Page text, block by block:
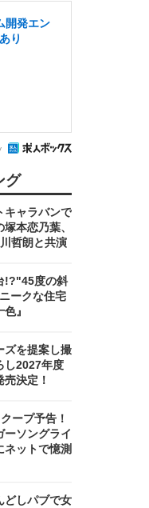
開発エン
り
グ
キャラバンで
本恋乃葉、
哲朗と共演
!?"45度の斜
ークな住宅
』
ズを提案し撮
し2027年度
決定！
ープ予告！
ーソングライ
ネットで憶測
どしパブで女